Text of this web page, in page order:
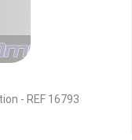
- REF 16793